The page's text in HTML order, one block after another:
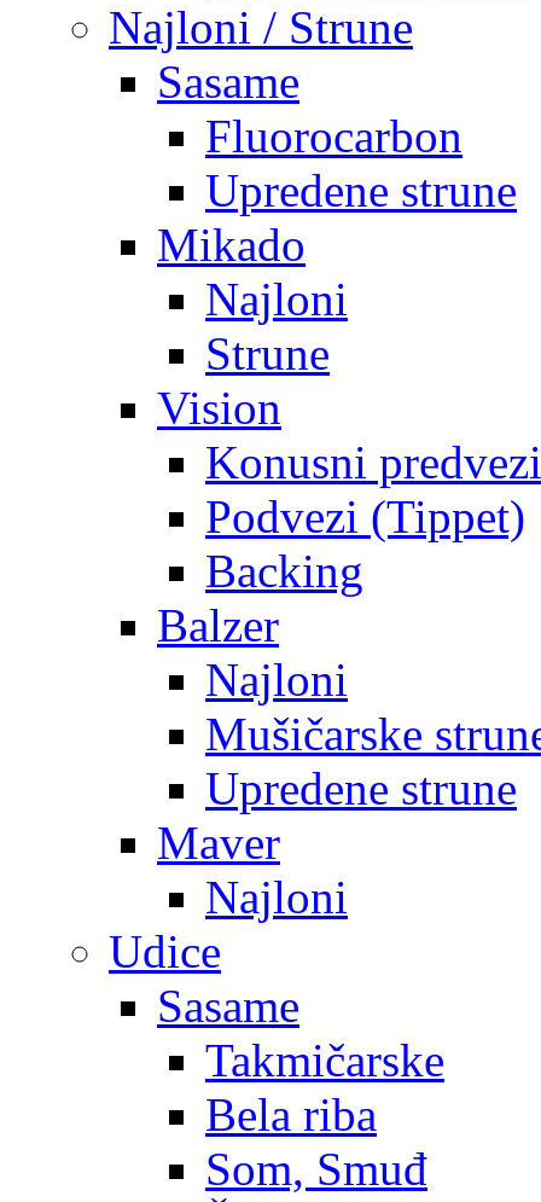
Najloni / Strune
Sasame
Fluorocarbon
Upredene strune
Mikado
Najloni
Strune
Vision
Konusni predvezi
Podvezi (Tippet)
Backing
Balzer
Najloni
Mušičarske
Upredene strune
Maver
Najloni
Udice
Sasame
Takmičarske
Bela riba
Som, Smuđ